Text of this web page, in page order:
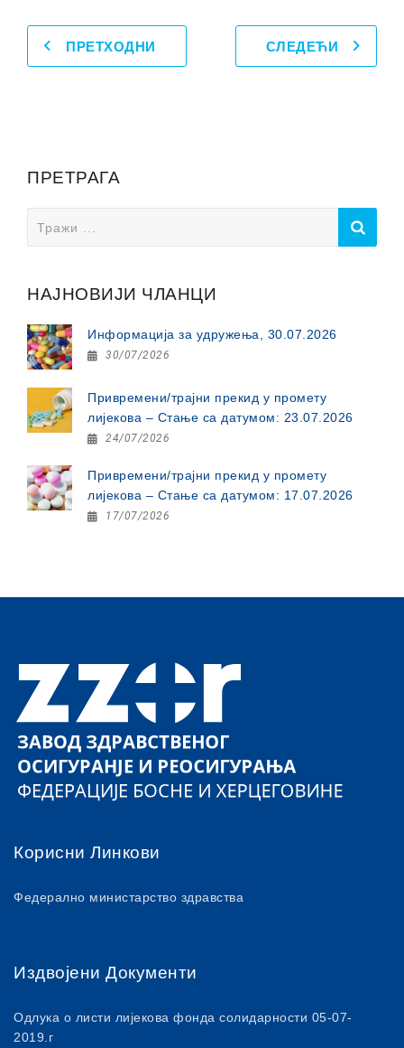
ПРЕТХОДНИ СЛЕДЕЋИ
ПРЕТРАГА
for:
НАЈНОВИЈИ ЧЛАНЦИ
Информација за удружења, 30.07.2026
30/07/2026
Привремени/трајни прекид у промету
лијекова – Стање са датумом: 23.07.2026
24/07/2026
Привремени/трајни прекид у промету
лијекова – Стање са датумом: 17.07.2026
17/07/2026
Корисни Линкови
Федерално министарство здравства
Издвојени Документи
Одлука о листи лијекова фонда солидарности 05-07-
2019.г